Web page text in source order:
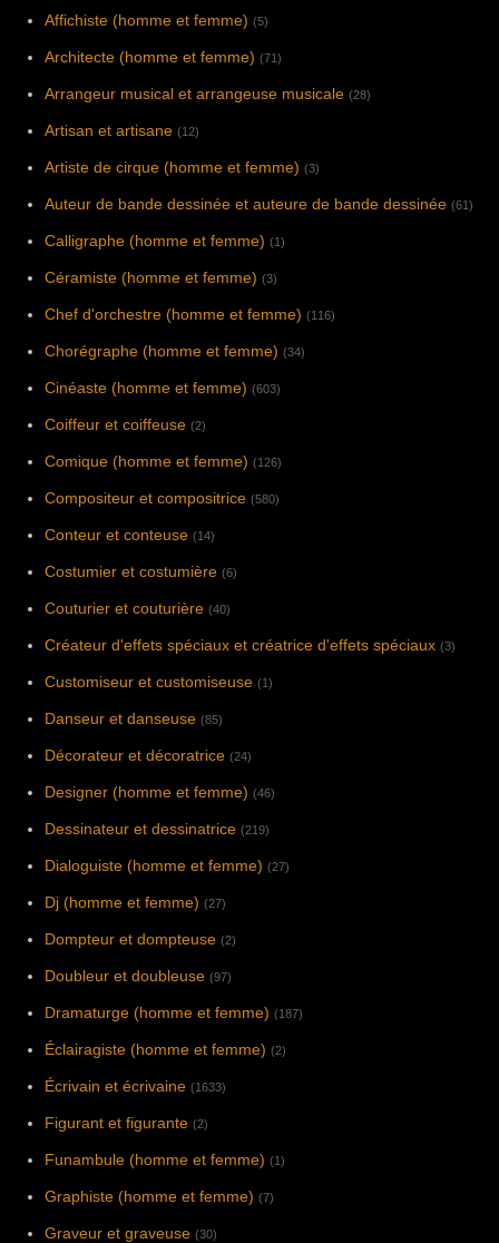
Affichiste (homme et femme) (5)
Architecte (homme et femme) (71)
Arrangeur musical et arrangeuse musicale (28)
Artisan et artisane (12)
Artiste de cirque (homme et femme) (3)
Auteur de bande dessinée et auteure de bande dessinée (61)
Calligraphe (homme et femme) (1)
Céramiste (homme et femme) (3)
Chef d'orchestre (homme et femme) (116)
Chorégraphe (homme et femme) (34)
Cinéaste (homme et femme) (603)
Coiffeur et coiffeuse (2)
Comique (homme et femme) (126)
Compositeur et compositrice (580)
Conteur et conteuse (14)
Costumier et costumière (6)
Couturier et couturière (40)
Créateur d'effets spéciaux et créatrice d'effets spéciaux (3)
Customiseur et customiseuse (1)
Danseur et danseuse (85)
Décorateur et décoratrice (24)
Designer (homme et femme) (46)
Dessinateur et dessinatrice (219)
Dialoguiste (homme et femme) (27)
Dj (homme et femme) (27)
Dompteur et dompteuse (2)
Doubleur et doubleuse (97)
Dramaturge (homme et femme) (187)
Éclairagiste (homme et femme) (2)
Écrivain et écrivaine (1633)
Figurant et figurante (2)
Funambule (homme et femme) (1)
Graphiste (homme et femme) (7)
Graveur et graveuse (30)